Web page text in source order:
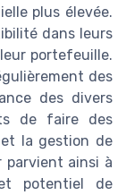
plus élevée.
dans leurs
portefeuille.
des
des divers
de faire des
la gestion de
parvient ainsi à
potentiel de